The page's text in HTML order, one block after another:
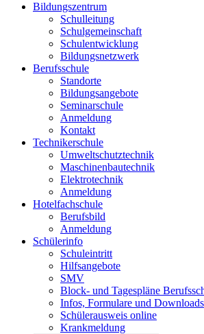
Bildungszentrum
Schulleitung
Schulgemeinschaft
Schulentwicklung
Bildungsnetzwerk
Berufsschule
Standorte
Bildungsangebote
Seminarschule
Anmeldung
Kontakt
Technikerschule
Umweltschutztechnik
Maschinenbautechnik
Elektrotechnik
Anmeldung
Hotelfachschule
Berufsbild
Anmeldung
Schülerinfo
Schuleintritt
Hilfsangebote
SMV
Block- und Tagespläne
Infos, Formulare und Downloads
Schülerausweis online
Krankmeldung